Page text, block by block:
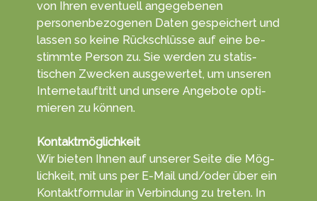
von Ihren even­tuell ange­gebenen
personen­bezogenen Da­ten ge­speichert und
lassen so keine Rück­schlüsse auf eine be­
stimmte Per­son zu. Sie wer­den zu statis­
tischen Zwecken aus­gewertet, um unseren
Internet­auftritt und unsere An­gebote opti­
mieren zu kön­nen.
Kontaktmöglichkeit
Wir bieten Ihnen auf unserer Sei­te die Mög­
lich­keit, mit uns per E-Mail und/oder über ein
Kontakt­formu­lar in Ver­bin­dung zu tret­en. In